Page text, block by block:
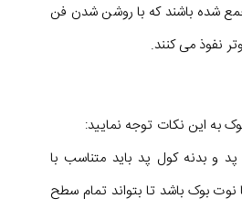
شده باشند که با روشن شدن فن
نفوذ می کنند.
به این نکات توجه نمایید:
و بدنه کول پد باید متناسب با
بوک باشد تا بتواند تمام سطح